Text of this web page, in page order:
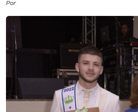
Cultura
Biblioteca
Por